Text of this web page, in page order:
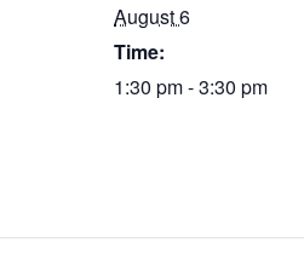
August 6
Time:
1:30 pm - 3:30 pm